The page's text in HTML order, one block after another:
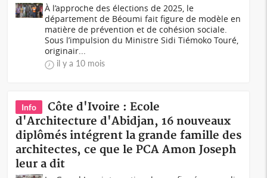
À l’approche des élections de 2025, le
département de Béoumi fait figure de modèle en
matière de prévention et de cohésion sociale.
Sous l’impulsion du Ministre Sidi Tiémoko Touré,
originair...
il y a 10 mois
Info
Côte d'Ivoire : Ecole
d'Architecture d'Abidjan, 16 nouveaux
diplômés intégrent la grande famille des
architectes, ce que le PCA Amon Joseph
leur a dit